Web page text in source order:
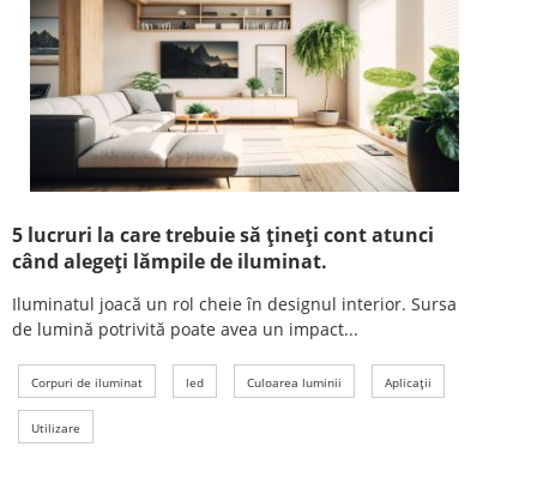
5 lucruri la care trebuie să țineți cont atunci
când alegeți lămpile de iluminat.
Iluminatul joacă un rol cheie în designul interior. Sursa
de lumină potrivită poate avea un impact...
Corpuri de iluminat led Culoarea luminii Aplicații
Utilizare